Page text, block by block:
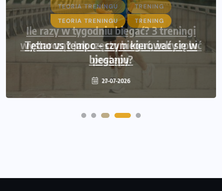
TEORIA TRENINGU TRENING
Ile razy w tygodniu biegać? 3 treningi
wystarczą? Jak często biegać, żeby robić
postępy
20-07-2026